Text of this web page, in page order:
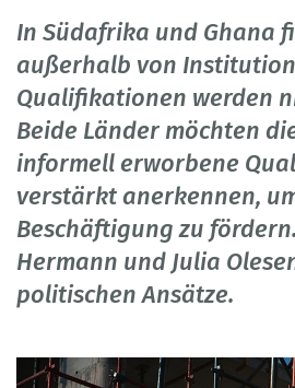
In Südafrika und Ghana
außerhalb von
Qualifikationen werden
Beide Länder möchten
informell erworbene
verstärkt anerkennen,
Beschäftigung zu
Hermann und Julia
politischen Ansätze.